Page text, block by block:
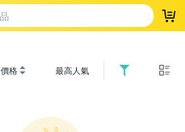
登
價格 最高人氣